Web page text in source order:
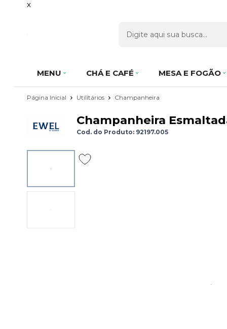
x
MENU CHÁ E CAFÉ MESA E FOGÃO
Página Inicial Utilitários Champanheira
Champanheira
Cod. do Produto: 92197.005